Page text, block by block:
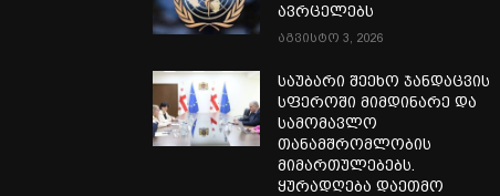
ავრცელებს
აგვისტო 3, 2026
საუბარი შეეხო ჯანდაცვის
სფეროში მიმდინარე და
სამომავლო
თანამშრომლობის
მიმართულებებს.
ყურადღება დაეთმო